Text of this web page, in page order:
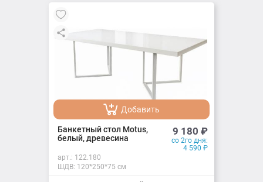
Добавить
Добавлено
Банкетный стол Motus,
белый, древесина
9 180 ₽
со 2го дня:
4 590 ₽
арт.: 122.180
ШДВ: 120*250*75 см